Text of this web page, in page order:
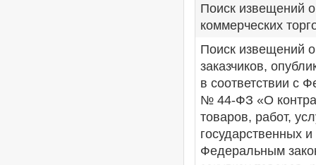
Поиск извещений
коммерческих
Поиск извещений
заказчиков,
в соответствии с
№ 44-ФЗ «О
товаров, работ,
государственных
Федеральным